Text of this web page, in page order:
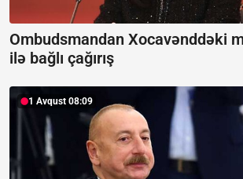
Ombudsmandan Xocavənddəki
ilə bağlı çağırış
1 Avqust 08:09